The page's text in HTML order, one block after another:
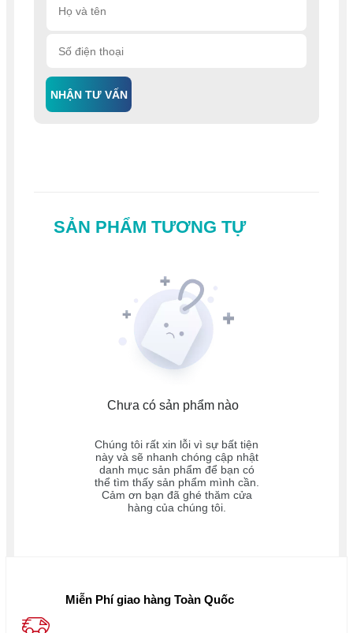
NHẬN TƯ VẤN
SẢN PHẨM TƯƠNG TỰ
Chưa có sản phẩm nào
Chúng tôi rất xin lỗi vì sự bất tiện
này và sẽ nhanh chóng cập nhật
danh mục sản phẩm để bạn có
thể tìm thấy sản phẩm mình cần.
Cảm ơn bạn đã ghé thăm cửa
hàng của chúng tôi.
Miễn Phí giao hàng Toàn Quốc